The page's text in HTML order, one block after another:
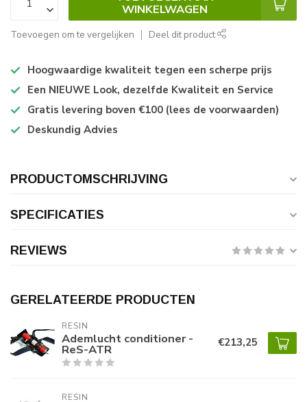
WINKELWAGEN
Toevoegen om te vergelijken Deel dit product
Hoogwaardige kwaliteit tegen een scherpe prijs
Een NIEUWE Look, dezelfde Kwaliteit en Service
Gratis levering boven €100 (lees de voorwaarden)
Deskundig Advies
PRODUCTOMSCHRIJVING
SPECIFICATIES
REVIEWS
GERELATEERDE PRODUCTEN
RESIN
Ademlucht conditioner -
ReS-ATR €213,25
RESIN